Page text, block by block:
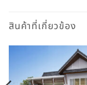
สินค้าที่เกี่ยวข้อง